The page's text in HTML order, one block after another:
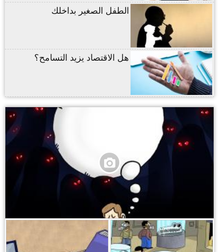
الطفل الصغير بداخلك
هل الاقتصاد يزيد التسامح؟
,